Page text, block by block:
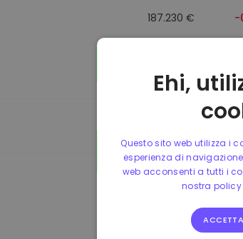
187.230 € -
0.864947 €
Ehi,
Questo sito web utilizza i
esperienza di
web acconsenti a tutti i
nostra policy